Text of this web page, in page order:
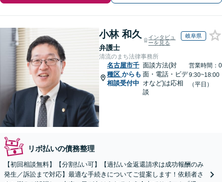
小林 和久
弁護士
インタビュ
ーを見る
岐阜県
清流のまち法律事務所
名古屋市千
種区 からも
相談受付中
面談方法(対
面・電話・ビデ
オなど)は応相
談
営業時間：0
9:30~18:00
（平日）
リボ払いの債務整理
【初回相談無料】【分割払い可】【過払い金返還請求は成功報酬のみ
発生／訴訟まで対応】最適な手続きについてご提案します！依頼者さ